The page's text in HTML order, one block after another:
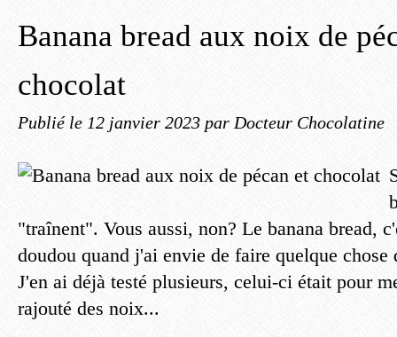
Banana bread aux noix de
chocolat
Publié le 12 janvier 2023 par Docteur Chocolatine
"traînent". Vous aussi, non? Le banana bread,
doudou quand j'ai envie de faire quelque chose
J'en ai déjà testé plusieurs, celui-ci était pour
rajouté des noix...